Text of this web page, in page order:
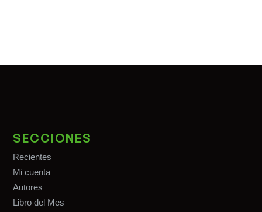
SECCIONES
Recientes
Mi cuenta
Autores
Libro del Mes